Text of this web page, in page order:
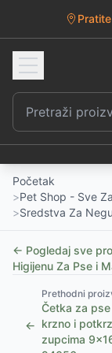
Početak
>Pet Shop - Sve
>Sredstva Za
← Pogledaj sve
Higijenu Za Pse i
←
Prethodni
Četka za
krzno i
zupcima